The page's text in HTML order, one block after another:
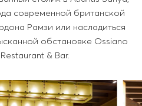
современной британской
Рамзи или насладиться
обстановке Ossiano
& Bar.